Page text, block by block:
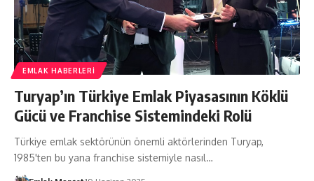
EMLAK HABERLERI
Turyap’ın Türkiye Emlak Piyasasının Köklü
Gücü ve Franchise Sistemindeki Rolü
Türkiye emlak sektörünün önemli aktörlerinden Turyap,
1985'ten bu yana franchise sistemiyle nasıl…